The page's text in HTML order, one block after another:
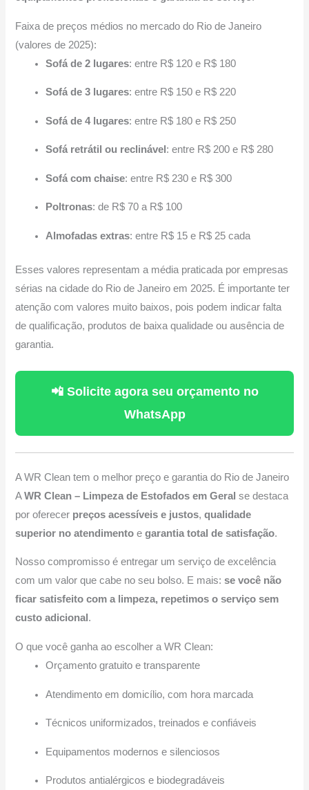
Faixa de preços médios no mercado do Rio de Janeiro
(valores de 2025):
Sofá de 2 lugares: entre R$ 120 e R$ 180
Sofá de 3 lugares: entre R$ 150 e R$ 220
Sofá de 4 lugares: entre R$ 180 e R$ 250
Sofá retrátil ou reclinável : entre R$ 200 e R$ 280
Sofá com chaise: entre R$ 230 e R$ 300
Poltronas: de R$ 70 a R$ 100
Almofadas extras: entre R$ 15 e R$ 25 cada
Esses valores representam a média praticada por empresas
sérias na cidade do Rio de Janeiro em 2025. É importante ter
atenção com valores muito baixos, pois podem indicar falta
de qualificação, produtos de baixa qualidade ou ausência de
garantia.
📲 Solicite agora seu orçamento no
WhatsApp
A WR Clean tem o melhor preço e garantia do Rio de Janeiro
AWR Clean – Limpeza de Estofados em Geral se destaca
por oferecer preços acessíveis e justos,qualidade
superior no atendimento egarantia total de satisfação.
Nosso compromisso é entregar um serviço de excelência
com um valor que cabe no seu bolso. E mais:se você não
ficar satisfeito com a limpeza, repetimos o serviço sem
custo adicional .
O que você ganha ao escolher a WR Clean:
Orçamento gratuito e transparente
Atendimento em domicílio, com hora marcada
Técnicos uniformizados, treinados e confiáveis
Equipamentos modernos e silenciosos
Produtos antialérgicos e biodegradáveis